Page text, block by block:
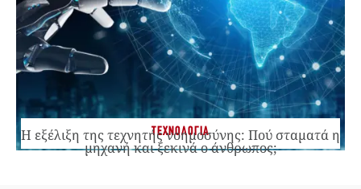
ΤΕΧΝΟΛΟΓΙΑ
Η εξέλιξη της τεχνητής νοημοσύνης: Πού σταματά η
μηχανή και ξεκινά ο άνθρωπος;